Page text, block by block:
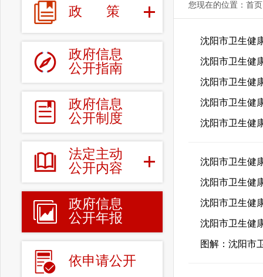
政 策
政府信息
公开指南
政府信息
公开制度
法定主动
公开内容
政府信息
公开年报
依申请公开
您现在的位置： 首页
沈阳市卫生健
沈阳市卫生健
沈阳市卫生健
沈阳市卫生健
沈阳市卫生健
沈阳市卫生健
沈阳市卫生健
沈阳市卫生健
沈阳市卫生健
图解：沈阳市